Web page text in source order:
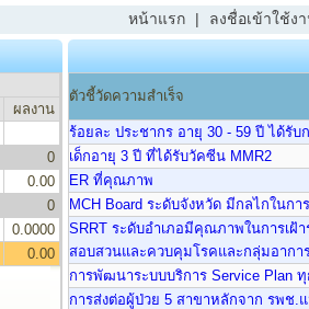
หน้าแรก | ลงชื่อเข้าใช้ง
ผลงาน
0
0.00
0
0.0000
0.00
ตัวชี้วัดความสำเร็จ
ร้อยละ ประชากร อายุ 30 - 59 ปี ได้รั
เด็กอายุ 3 ปี ที่ได้รับวัคซีน MMR2
ER ที่คุณภาพ
MCH Board ระดับจังหวัด มีกลไกในก
SRRT ระดับอำเภอมีคุณภาพในการเฝ้า
สอบสวนและควบคุมโรคและกลุ่มอาก
การพัฒนาระบบบริการ Service Plan
การส่งต่อผู้ป่วย 5 สาขาหลักจาก รพช.